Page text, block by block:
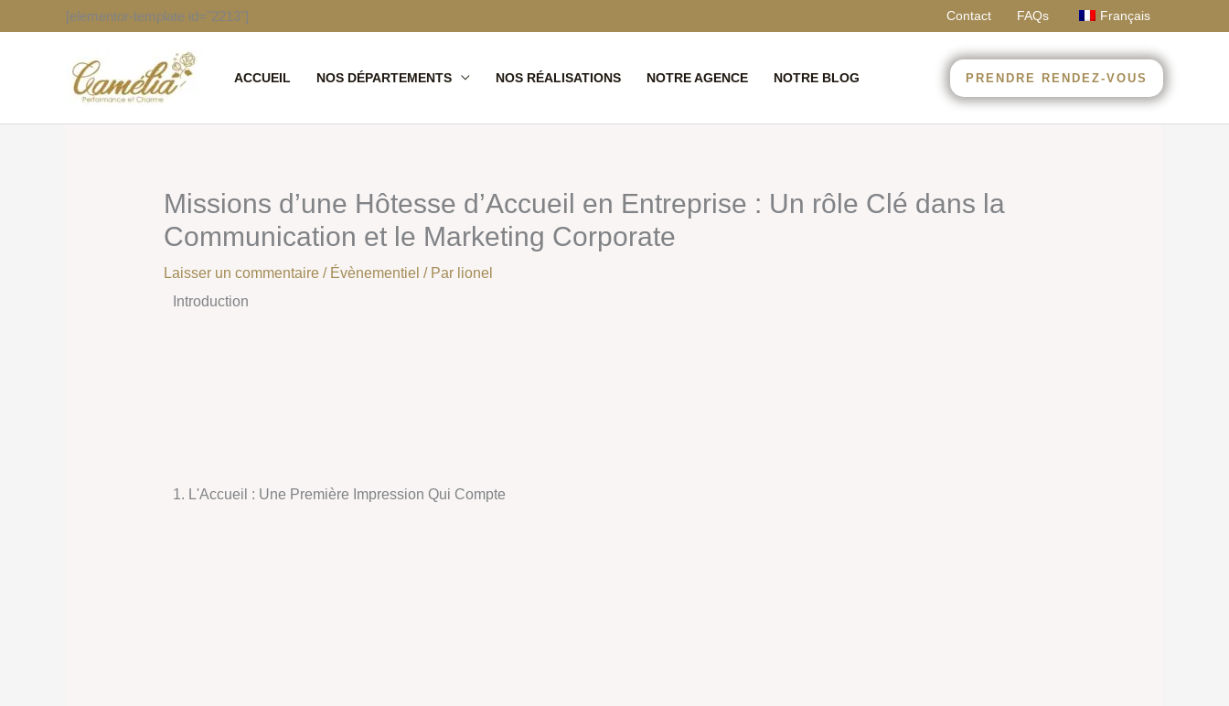
au
[elementor-template id="2213"] Contact FAQs Français
ACCUEIL NOS DÉPARTEMENTS NOS RÉALISATIONS NOTRE AGENCE NOTRE BLOG PRENDRE RENDEZ-VOUS
Missions d’une Hôtesse d’Accueil en Entreprise : Un rôle Clé dans la
Communication et le Marketing Corporate
Laisser un commentaire / Évènementiel / Par lionel
Introduction
1. L'Accueil : Une Première Impression Qui Compte